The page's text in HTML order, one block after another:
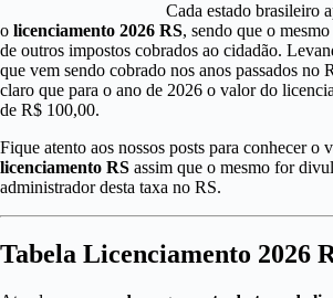
Cada estado brasileiro
o licenciamento 2026 RS, sendo que o
de outros impostos cobrados ao cidadão.
que vem sendo cobrado nos anos passados no
claro que para o ano de 2026 o valor do
de R$ 100,00.
Fique atento aos nossos posts para conhecer o
licenciamento RS assim que o mesmo for
administrador desta taxa no RS.
Tabela Licenciamento 2026